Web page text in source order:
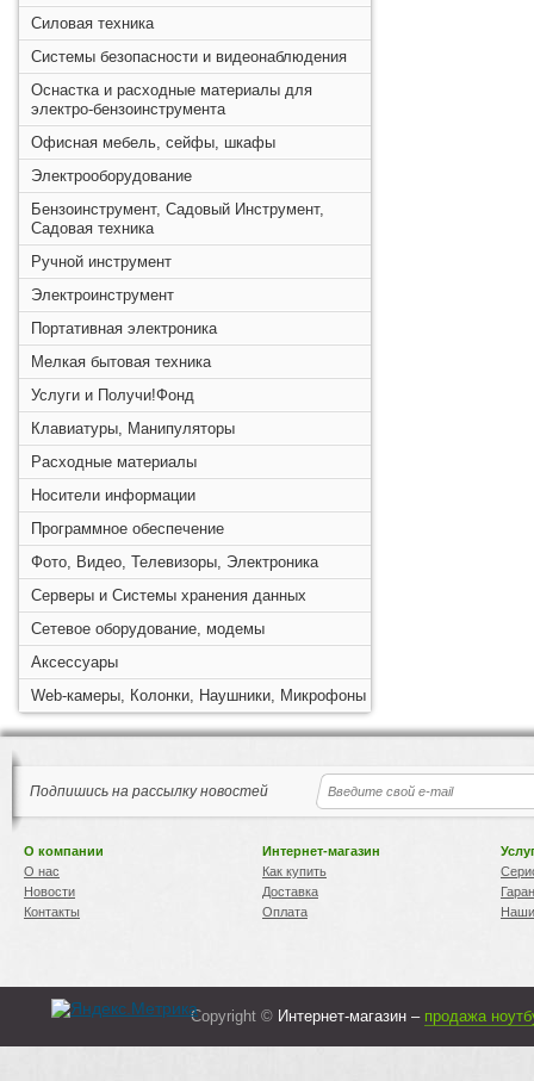
Силовая техника
Системы безопасности и видеонаблюдения
Оснастка и расходные материалы для
электро-бензоинструмента
Офисная мебель, сейфы, шкафы
Электрооборудование
Бензоинструмент, Садовый Инструмент,
Садовая техника
Ручной инструмент
Электроинструмент
Портативная электроника
Мелкая бытовая техника
Услуги и Получи!Фонд
Клавиатуры, Манипуляторы
Расходные материалы
Носители информации
Программное обеспечение
Фото, Видео, Телевизоры, Электроника
Серверы и Системы хранения данных
Сетевое оборудование, модемы
Аксессуары
Web-камеры, Колонки, Наушники, Микрофоны
Подпишись на рассылку новостей
О компании
О нас
Новости
Контакты
Интернет-магазин
Как купить
Доставка
Оплата
Copyright © Интернет-магазин – продажа